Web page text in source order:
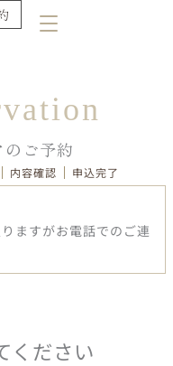
ご予約
内容確認 申込完了
ますがお電話でのご連
ください